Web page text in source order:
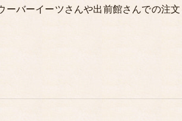
ーバーイーツさんや出前館さんでの注